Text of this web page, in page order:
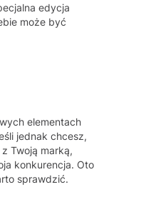
edycja
może być
elementach
jednak chcesz,
Twoją marką,
konkurencja. Oto
sprawdzić.